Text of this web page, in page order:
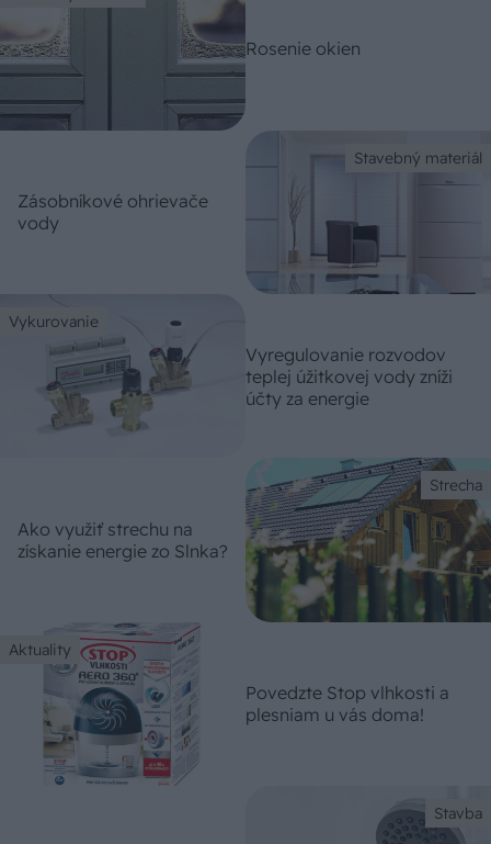
Rosenie okien
Stavebný materiál
Zásobníkové ohrievače
vody
Vykurovanie
Vyregulovanie rozvodov
teplej úžitkovej vody zníži
účty za energie
Strecha
Ako využiť strechu na
získanie energie zo Slnka?
Aktuality
Povedzte Stop vlhkosti a
plesniam u vás doma!
Stavba